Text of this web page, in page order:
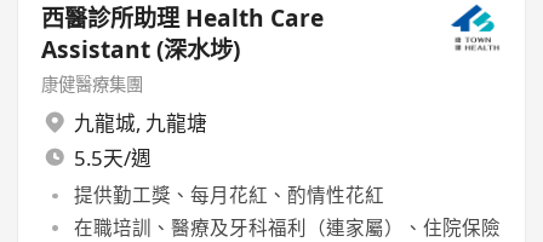
西醫診所助理 Health Care
Assistant (深水埗)
康健醫療集團
九龍城, 九龍塘
5.5天/週
提供勤工獎、每月花紅、酌情性花紅
在職培訓、醫療及牙科福利（連家屬）、住院保險